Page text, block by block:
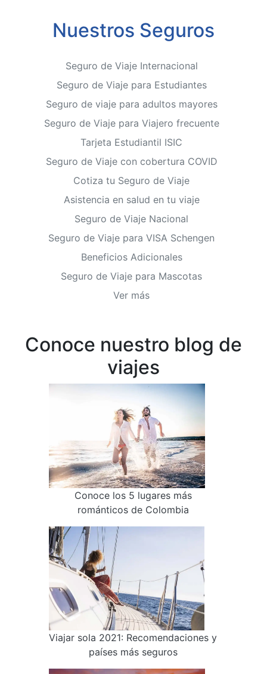
Nuestros Seguros
Seguro de Viaje Internacional
Seguro de Viaje para Estudiantes
Seguro de viaje para adultos mayores
Seguro de Viaje para Viajero frecuente
Tarjeta Estudiantil ISIC
Seguro de Viaje con cobertura COVID
Cotiza tu Seguro de Viaje
Asistencia en salud en tu viaje
Seguro de Viaje Nacional
Seguro de Viaje para VISA Schengen
Beneficios Adicionales
Seguro de Viaje para Mascotas
Ver más
Conoce nuestro blog de
viajes
Conoce los 5 lugares más
románticos de Colombia
Viajar sola 2021: Recomendaciones y
países más seguros